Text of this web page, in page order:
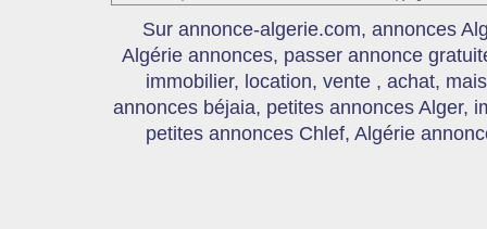
Sur annonce-algerie.com, annonces
Algérie annonces, passer annonce
immobilier, location, vente , achat,
annonces béjaia, petites annonces Alger,
petites annonces Chlef, Algérie